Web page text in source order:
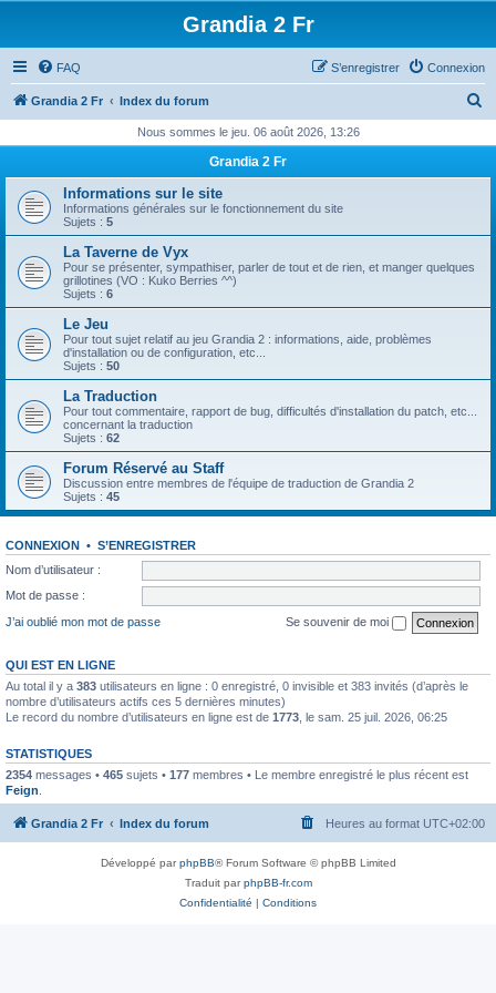
Grandia 2 Fr
FAQ Connexion
S’enregistrer
Grandia 2 Fr Index du forum
h
r
e
Nous sommes le jeu. 06 août 2026, 13:26
Grandia 2 Fr
Informations sur le site
Informations générales sur le fonctionnement du site
Sujets : 5
La Taverne de Vyx
Pour se présenter, sympathiser, parler de tout et de rien, et manger quelques
grillotines (VO : Kuko Berries ^^)
Sujets : 6
Le Jeu
Pour tout sujet relatif au jeu Grandia 2 : informations, aide, problèmes
d'installation ou de configuration, etc...
Sujets : 50
La Traduction
Pour tout commentaire, rapport de bug, difficultés d'installation du patch, etc...
concernant la traduction
Sujets : 62
Forum Réservé au Staff
Discussion entre membres de l'équipe de traduction de Grandia 2
Sujets : 45
CONNEXION • S’ENREGISTRER
Nom d’utilisateur :
Mot de passe :
J’ai oublié mon mot de passe
Se souvenir de moi
QUI EST EN LIGNE
Au total il y a 383 utilisateurs en ligne : 0 enregistré, 0 invisible et 383 invités (d’après le
nombre d’utilisateurs actifs ces 5 dernières minutes)
Le record du nombre d’utilisateurs en ligne est de 1773 , le sam. 25 juil. 2026, 06:25
STATISTIQUES
2354 messages • 465 sujets • 177 membres • Le membre enregistré le plus récent est
Feign
Grandia 2 Fr Index du forum Heures au format UTC+02:00
Développé parphpBB® Forum Software © phpBB Limited
Traduit parphpBB-fr.com
Confidentialité | Conditions